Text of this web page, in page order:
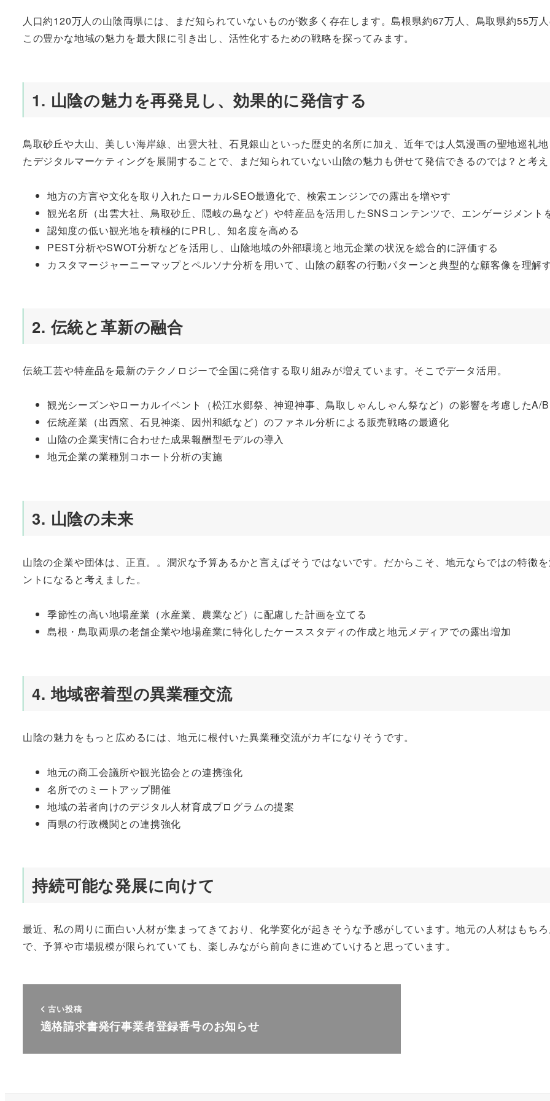
人口約120万人の山陰両県には、まだ知られていないものが数多く存在します。島根県約67万人、鳥取県約55万
この豊かな地域の魅力を最大限に引き出し、活性化するための戦略を探ってみます。
1. 山陰の魅力を再発見し、効果的に発信する
鳥取砂丘や大山、美しい海岸線、出雲大社、石見銀山といった歴史的名所に加え、近年では人気漫画の聖地巡礼
たデジタルマーケティングを展開することで、まだ知られていない山陰の魅力も併せて発信できるのでは？と考え
地方の方言や文化を取り入れたローカルSEO最適化で、検索エンジンでの露出を増やす
観光名所（出雲大社、鳥取砂丘、隠岐の島など）や特産品を活用したSNSコンテンツで、エンゲージメント
認知度の低い観光地を積極的にPRし、知名度を高める
PEST分析やSWOT分析などを活用し、山陰地域の外部環境と地元企業の状況を総合的に評価する
カスタマージャーニーマップとペルソナ分析を用いて、山陰の顧客の行動パターンと典型的な顧客像を理解
2. 伝統と革新の融合
伝統工芸や特産品を最新のテクノロジーで全国に発信する取り組みが増えています。そこでデータ活用。
観光シーズンやローカルイベント（松江水郷祭、神迎神事、鳥取しゃんしゃん祭など）の影響を考慮したA/
伝統産業（出西窯、石見神楽、因州和紙など）のファネル分析による販売戦略の最適化
山陰の企業実情に合わせた成果報酬型モデルの導入
地元企業の業種別コホート分析の実施
3. 山陰の未来
山陰の企業や団体は、正直。。潤沢な予算あるかと言えばそうではないです。だからこそ、地元ならではの特徴
ントになると考えました。
季節性の高い地場産業（水産業、農業など）に配慮した計画を立てる
島根・鳥取両県の老舗企業や地場産業に特化したケーススタディの作成と地元メディアでの露出増加
4. 地域密着型の異業種交流
山陰の魅力をもっと広めるには、地元に根付いた異業種交流がカギになりそうです。
地元の商工会議所や観光協会との連携強化
名所でのミートアップ開催
地域の若者向けのデジタル人材育成プログラムの提案
両県の行政機関との連携強化
持続可能な発展に向けて
最近、私の周りに面白い人材が集まってきており、化学変化が起きそうな予感がしています。地元の人材はもち
で、予算や市場規模が限られていても、楽しみながら前向きに進めていけると思っています。
古い投稿
適格請求書発行事業者登録番号のお知らせ